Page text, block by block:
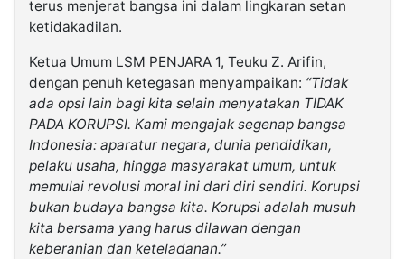
terus menjerat bangsa ini dalam lingkaran setan
ketidakadilan.
Ketua Umum LSM PENJARA 1, Teuku Z. Arifin,
dengan penuh ketegasan menyampaikan: “Tidak
ada opsi lain bagi kita selain menyatakan TIDAK
PADA KORUPSI. Kami mengajak segenap bangsa
Indonesia: aparatur negara, dunia pendidikan,
pelaku usaha, hingga masyarakat umum, untuk
memulai revolusi moral ini dari diri sendiri. Korupsi
bukan budaya bangsa kita. Korupsi adalah musuh
kita bersama yang harus dilawan dengan
keberanian dan keteladanan.”